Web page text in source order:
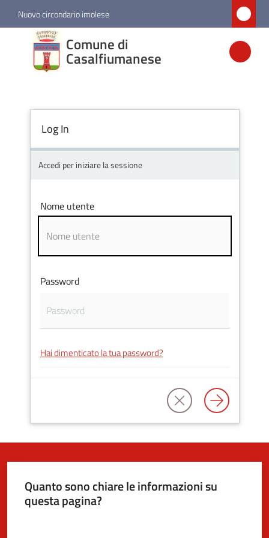
Vai al contenuto
Vai alla navigazione
Vai al footer
Nuovo circondario imolese
Comune di
Casalfiumanese
Comune di
Casalfiumanese
Amministrazione
Novità
Vivere
Casalfiumanese
5x1000
argomenti
Log In
Accedi per iniziare la sessione
Nome utente
Password
Hai dimenticato la tua password?
Quanto sono chiare le informazioni su
questa pagina?